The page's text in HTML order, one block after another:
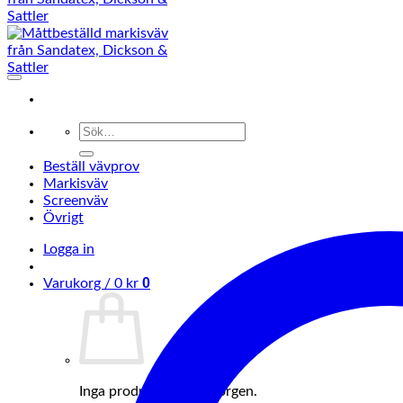
Sök
Beställ vävprov
Markisväv
Screenväv
Övrigt
Logga in
Varukorg / 0 kr 0
Inga produkter i varukorgen.